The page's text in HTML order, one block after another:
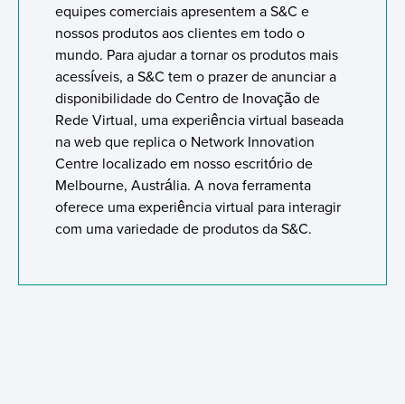
equipes comerciais apresentem a S&C e
nossos produtos aos clientes em todo o
mundo. Para ajudar a tornar os produtos mais
acessíveis, a S&C tem o prazer de anunciar a
disponibilidade do Centro de Inovação de
Rede Virtual, uma experiência virtual baseada
na web que replica o Network Innovation
Centre localizado em nosso escritório de
Melbourne, Austrália. A nova ferramenta
oferece uma experiência virtual para interagir
com uma variedade de produtos da S&C.